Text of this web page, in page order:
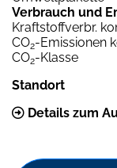
Verbrauch und
Kraftstoffverbr.
CO2-Emissionen
CO2-Klasse
Standort
Details zum